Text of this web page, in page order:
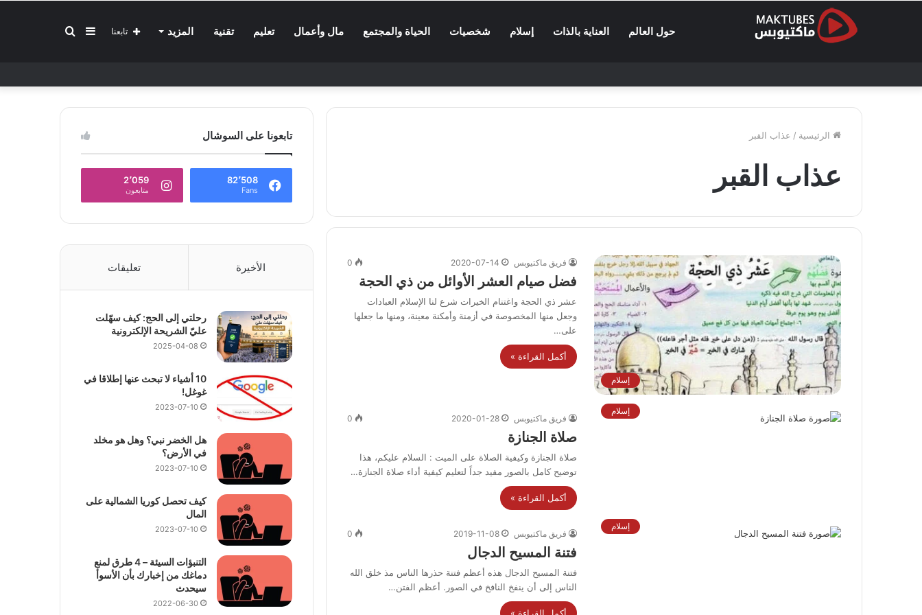
حول العالم العناية بالذات إسلام شخصيات الحياة والمجتمع مال وأعمال تعليم تقنية المزيد بحثإضافة
جانبي
تابعنا
الرئيسية / عذاب القبر
عذاب القبر
إسلام
فريق ماكتيوبس 2020-07-14
0
فضل صيام العشر الأوائل من ذي الحجة
عشر ذي الحجة واغتنام الخيرات شرع لنا الإسلام العبادات
وجعل منها المخصوصة في أزمنة وأمكنة معينة، ومنها ما جعلها
على…
أكمل القراءة »
إسلام
فريق ماكتيوبس 2020-01-28
0
صلاة الجنازة
صلاة الجنازة وكيفية الصلاة على الميت : السلام عليكم، هذا
توضيح كامل بالصور مفيد جداً لتعليم كيفية أداء صلاة الجنازة…
أكمل القراءة »
إسلام
فريق ماكتيوبس 2019-11-08
0
فتنة المسيح الدجال
فتنة المسيح الدجال هذه أعظم فتنة حذرها الناس مذ خلق الله
الناس إلى أن ينفخ النافخ في الصور. أعظم الفتن…
تابعونا على السوشال
82٬508
Fans
2٬059
متابعون
الأخيرة تعليقات
رحلتي إلى الحج: كيف سهّلت
عليّ الشريحة الإلكترونية
2025-04-08
10 أشياء لا تبحث عنها إطلاقا في
غوغل!
2023-07-10
هل الخضر نبي؟ وهل هو مخلد
في الأرض؟
2023-07-10
كيف تحصل كوريا الشمالية على
المال
2023-07-10
التنبؤات السيئة – 4 طرق لمنع
دماغك من إخبارك بأن الأسوأ
سيحدث
2022-06-30